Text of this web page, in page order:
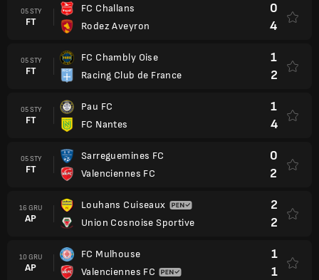
05 STY
FT
FC Challans
Rodez Aveyron
0
4
05 STY
FT
FC Chambly Oise
Racing Club de France
1
2
05 STY
FT
Pau FC
FC Nantes
1
4
05 STY
FT
Sarreguemines FC
Valenciennes FC
0
2
16 GRU
AP
Louhans Cuiseaux
Union Cosnoise Sportive
2
2
10 GRU
AP
FC Mulhouse
Valenciennes FC
1
1